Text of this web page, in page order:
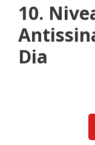
10.
Dia